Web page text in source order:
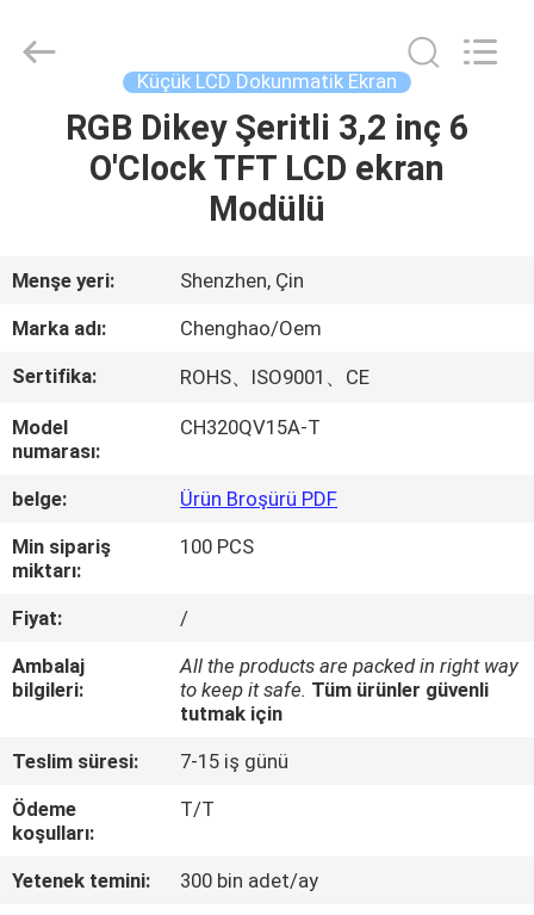
EVDE
BIZIM
HAKKIMIZDA
FABRIKA
TURU
KALITE
KONTROLÜ
BIZIMLE
İLETIŞIM
BIR
İSTE
Optoelectronic
Küçük LCD Dokunmatik Ekran
RGB Dikey Şeritli 3,2 inç 6
O'Clock TFT LCD ekran
Modülü
Menşe yeri:
Shenzhen, Çin
Marka adı:
Chenghao/Oem
Sertifika:
ROHS、ISO9001、CE
Model
numarası:
CH320QV15A-T
belge:
Ürün Broşürü PDF
Min sipariş
miktarı:
100 PCS
Fiyat:
/
Ambalaj
bilgileri:
All the products are packed in right way
to keep it safe. Tüm ürünler güvenli
tutmak için
Teslim süresi:
7-15 iş günü
Ödeme
koşulları:
T/T
Yetenek temini:
300 bin adet/ay